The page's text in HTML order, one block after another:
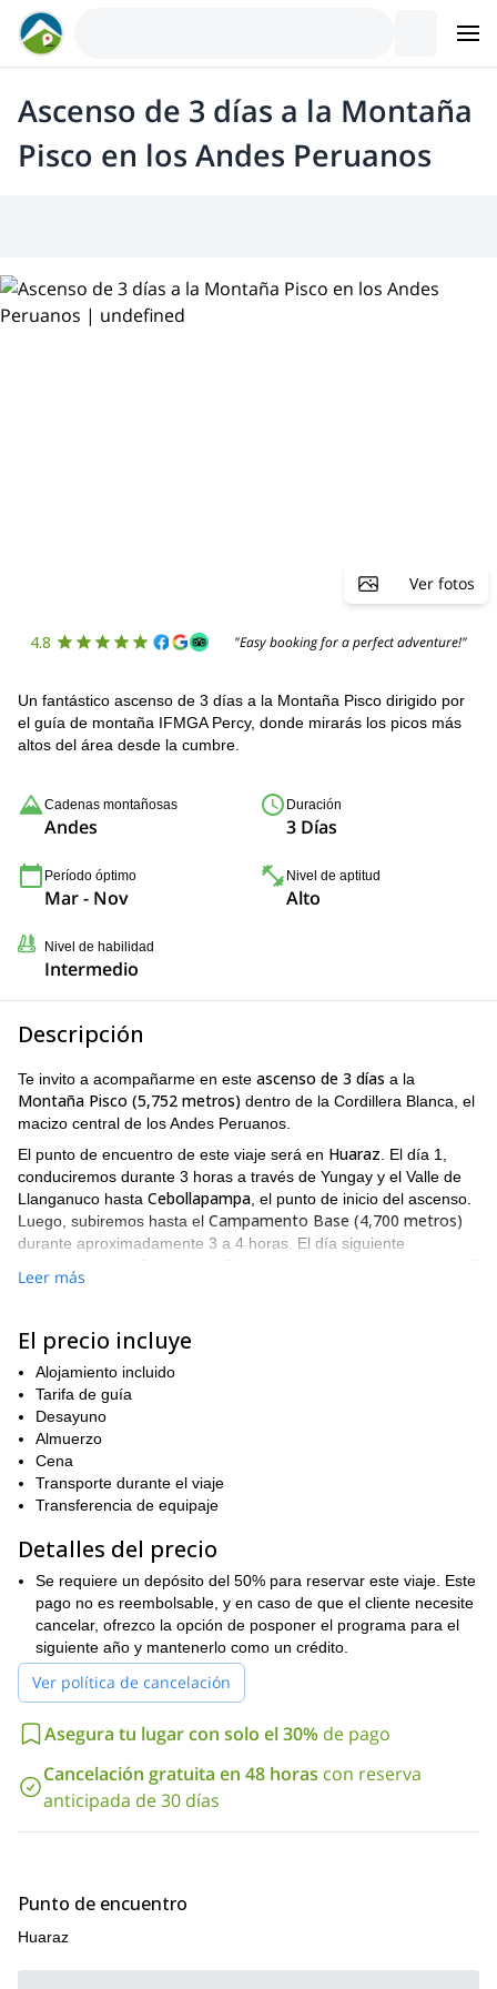
Ascenso de 3 días a la Montaña
Pisco en los Andes Peruanos
Ver fotos
4.8 "Easy booking for a perfect adventure!"
Un fantástico ascenso de 3 días a la Montaña Pisco dirigido por
el guía de montaña IFMGA Percy, donde mirarás los picos más
altos del área desde la cumbre.
Cadenas montañosas
Andes
Duración
3 Días
Período óptimo
Mar - Nov
Nivel de aptitud
Alto
Nivel de habilidad
Intermedio
Descripción
Te invito a acompañarme en este ascenso de 3 días a la
Montaña Pisco (5,752 metros) dentro de la Cordillera Blanca, el
macizo central de los Andes Peruanos.
El punto de encuentro de este viaje será en Huaraz . El día 1,
conduciremos durante 3 horas a través de Yungay y el Valle de
Llanganuco hasta Cebollapampa , el punto de inicio del ascenso.
Luego, subiremos hasta el Campamento Base (4,700 metros)
durante aproximadamente 3 a 4 horas. El día siguiente
a 12 horas. Desde este punto, disfrutaremos de una vista
Blanca. El día 3, regresaremos a Cebollapampa y conduciremos
hacia Huaraz.
Durante este ascenso, experimentaremos un
elevación de 1,150 metros
este viaje no es demasiado difícil, es importante tener un
nivel de forma física
¿Quieres participar en esta experiencia de ascenso de 3 días?
Envía tu solicitud y prepárate para alcanzar la cumbre de la
de este increíble ascenso.
Leer más
El precio incluye
Alojamiento incluido
Tarifa de guía
Desayuno
Almuerzo
Cena
Transporte durante el viaje
Transferencia de equipaje
Detalles del precio
Se requiere un depósito del 50% para reservar este viaje. Este
pago no es reembolsable, y en caso de que el cliente necesite
cancelar, ofrezco la opción de posponer el programa para el
siguiente año y mantenerlo como un crédito.
Ver política de cancelación
Asegura tu lugar con solo el 30% de pago
Cancelación gratuita en 48 horas con reserva
anticipada de 30 días
Punto de encuentro
Huaraz